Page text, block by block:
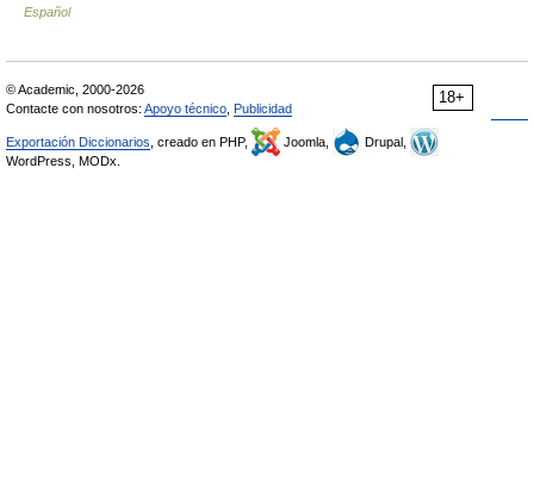
Español
18+
© Academic, 2000-2026
Contacte con nosotros: Apoyo técnico Publicidad
Exportación Diccionarios , creado en PHP, Joomla,
Drupal,
WordPress, MODx.